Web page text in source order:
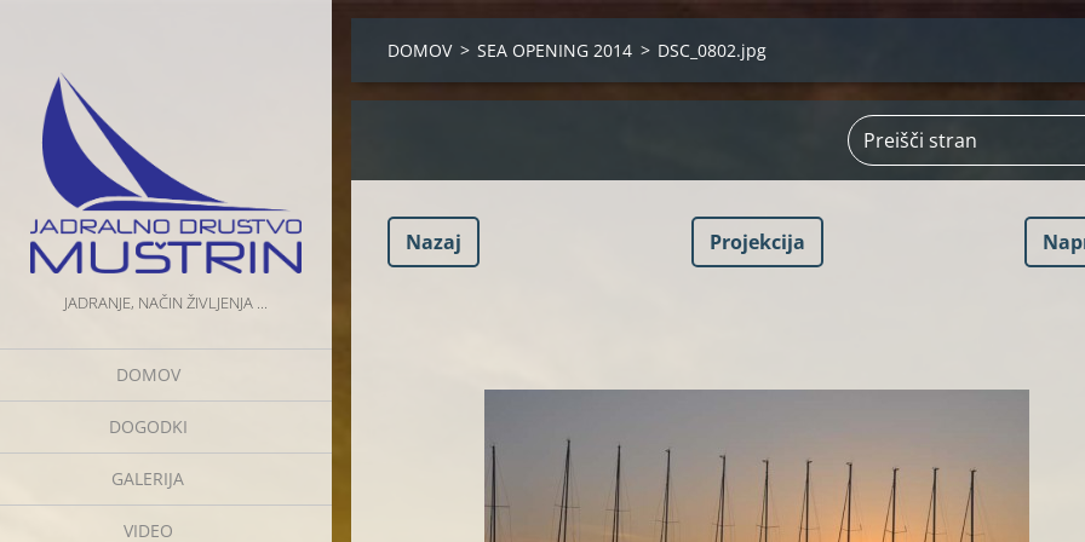
JADRANJE, NAČIN ŽIVLJENJA ...
DOMOV
DOGODKI
GALERIJA
VIDEO
DOMOV > SEA OPENING 2014 > DSC_0802.jpg
Nazaj Projekcija